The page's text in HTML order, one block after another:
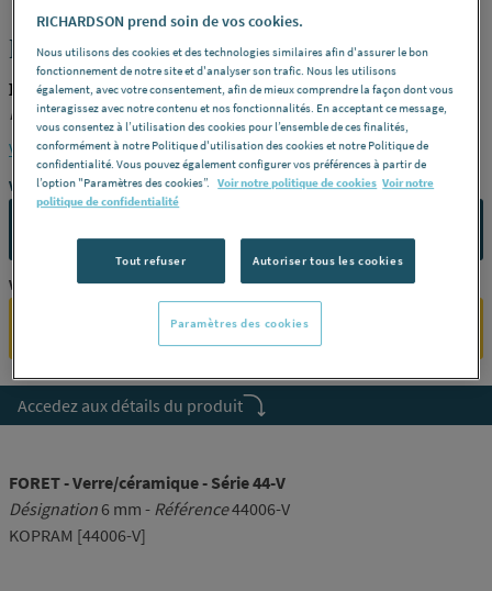
FORET - Verre/céramique - Série 44-V
ERKO 44006-V
Désignation6 mm -Référence44006-V
Voir la description complète
Vous avez un projet ?
Vous êtes un professionnel ?
SE CONNECTER
Accedez aux détails du produit
FORET - Verre/céramique - Série 44-V
Désignation 6 mm - Référence44006-V
KOPRAM [44006-V]
RICHARDSON prend soin de vos cookies.
Nous utilisons des cookies et des technologies similaires afin d'assurer le bon
fonctionnement de notre site et d'analyser son trafic. Nous les utilisons
également, avec votre consentement, afin de mieux comprendre la façon dont vous
interagissez avec notre contenu et nos fonctionnalités. En acceptant ce message,
vous consentez à l’utilisation des cookies pour l’ensemble de ces finalités,
conformément à notre Politique d'utilisation des cookies et notre Politique de
confidentialité. Vous pouvez également configurer vos préférences à partir de
l’option "Paramètres des cookies”.
Voir notre politique de cookies Voir notre
politique de confidentialité
Tout refuser Autoriser tous les cookies
Paramètres des cookies